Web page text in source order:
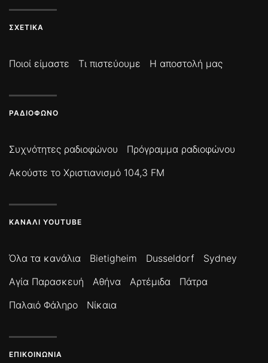
ΣΧΕΤΙΚΆ
Ποιοί είμαστε Τι πιστεύουμε Η αποστολή μας
ΡΑΔΙΌΦΩΝΟ
Συχνότητες ραδιοφώνου
Πρόγραμμα ραδιοφώνου
Ακούστε το Χριστιανισμό 104,3 FM
ΚΑΝΆΛΙ YOUTUBE
Όλα τα κανάλια Bietigheim Dusseldorf
Sydney
Αγία Παρασκευή
Αθήνα Αρτέμιδα
Πάτρα
Παλαιό Φάληρο
Νίκαια
ΕΠΙΚΟΙΝΩΝΊΑ